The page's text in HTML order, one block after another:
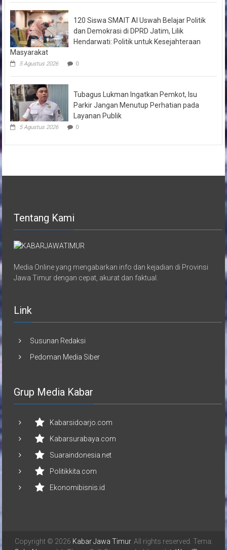
120 Siswa SMAIT Al Uswah Belajar Politik
dan Demokrasi di DPRD Jatim, Lilik
Hendarwati: Politik untuk Kesejahteraan
Masyarakat
5 Agustus 2026 0
Tubagus Lukman Ingatkan Pemkot, Isu
Parkir Jangan Menutup Perhatian pada
Layanan Publik
5 Agustus 2026 0
Tentang Kami
Media Online yang mengabarkan info dan kejadian di Provinsi
Jawa Timur dengan cepat, akurat dan faktual.
Link
Susunan Redaksi
Pedoman Media Siber
Grup Media Kabar
Kabarsidoarjo.com
Kabarsurabaya.com
Suaraindonesia.net
Politikkita.com
Ekonomibisnis.id
Copyright © 2026 Kabar Jawa Timur. All rights reserved. Tema: